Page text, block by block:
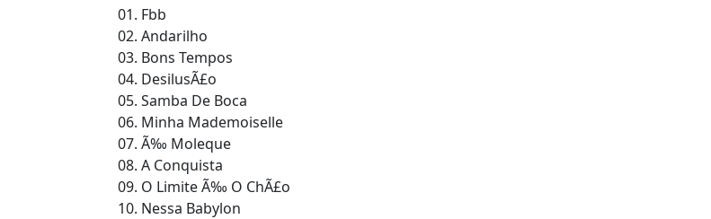
01. Fbb
02. Andarilho
03. Bons Tempos
04. DesilusÃ£o
05. Samba De Boca
06. Minha Mademoiselle
07. Ã‰ Moleque
08. A Conquista
09. O Limite Ã‰ O ChÃ£o
10. Nessa Babylon